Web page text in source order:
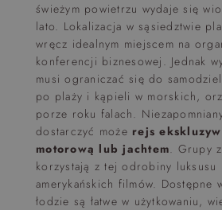
świeżym powietrzu wydaje się
lato. Lokalizacja w sąsiedztwie
wręcz idealnym miejscem na
konferencji biznesowej. Jednak
musi ograniczać się do
po plaży i kąpieli w morskich,
porze roku falach.
dostarczyć może rejs
motorową lub jachtem. Grupy
korzystają z tej odrobiny luksusu
amerykańskich filmów. Dostępne
łodzie są łatwe w użytkowaniu,